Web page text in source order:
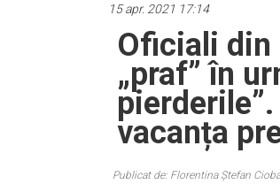
15 apr. 2021 17:14
Oficiali din
„praf” în
vacanța
Publicat de: Florentina Ștefan